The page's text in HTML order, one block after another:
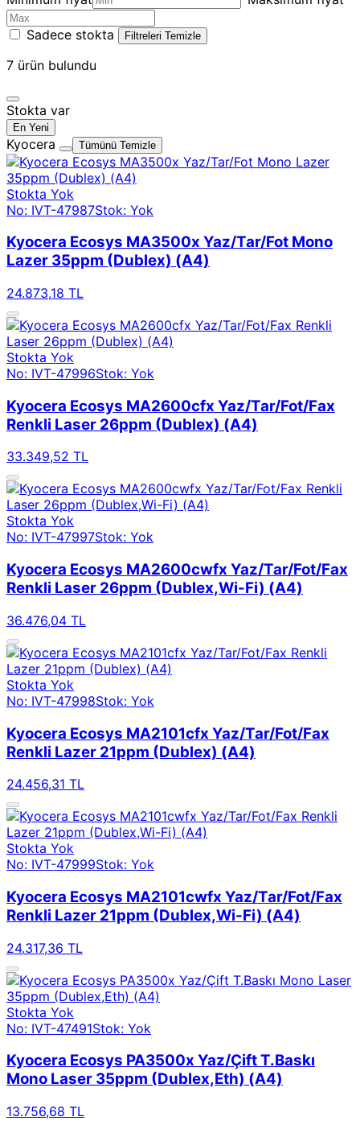
Sadece stokta Filtreleri Temizle
7 ürün bulundu
Stokta var
En Yeni
Kyocera Tümünü Temizle
Stokta Yok
No: IVT-47987Stok: Yok
Kyocera Ecosys MA3500x Yaz/Tar/Fot Mono
Lazer 35ppm (Dublex) (A4)
24.873,18 TL
Stokta Yok
No: IVT-47996Stok: Yok
Kyocera Ecosys MA2600cfx Yaz/Tar/Fot/Fax
Renkli Laser 26ppm (Dublex) (A4)
33.349,52 TL
Stokta Yok
No: IVT-47997Stok: Yok
Kyocera Ecosys MA2600cwfx Yaz/Tar/Fot/Fax
Renkli Laser 26ppm (Dublex,Wi-Fi) (A4)
36.476,04 TL
Stokta Yok
No: IVT-47998Stok: Yok
Kyocera Ecosys MA2101cfx Yaz/Tar/Fot/Fax
Renkli Lazer 21ppm (Dublex) (A4)
24.456,31 TL
Stokta Yok
No: IVT-47999Stok: Yok
Kyocera Ecosys MA2101cwfx Yaz/Tar/Fot/Fax
Renkli Lazer 21ppm (Dublex,Wi-Fi) (A4)
24.317,36 TL
Stokta Yok
No: IVT-47491Stok: Yok
Kyocera Ecosys PA3500x Yaz/Çift T.Baskı
Mono Laser 35ppm (Dublex,Eth) (A4)
13.756,68 TL